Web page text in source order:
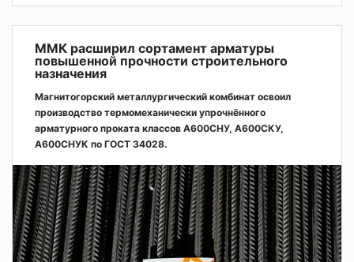
ММК расширил сортамент арматуры
повышенной прочности строительного
назначения
Магнитогорский металлургический комбинат освоил
производство термомеханически упрочнённого
арматурного проката классов А600СНУ, А600СКУ,
А600СНУК по ГОСТ 34028.